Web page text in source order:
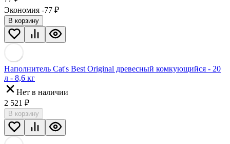
Экономия -77 ₽
В корзину
Наполнитель Cat's Best Original древесный комкующийся - 20
л - 8,6 кг
Нет в наличии
2 521 ₽
В корзину